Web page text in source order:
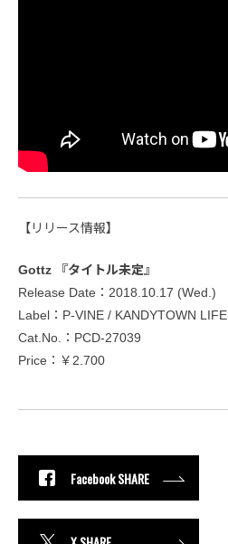
【リリース情報】
Gottz 『タイトル未定』
Release Date：2018.10.17 (Wed.)
Label：P-VINE / KANDYTOWN LIFE
Cat.No.：PCD-27039
Price：￥2.700
Facebook SHARE